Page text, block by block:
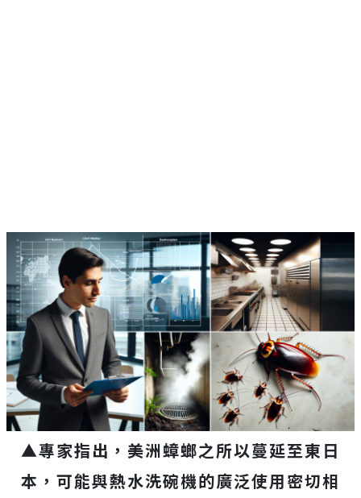
▲專家指出，美洲蟑螂之所以蔓延至東日
本，可能與熱水洗碗機的廣泛使用密切相